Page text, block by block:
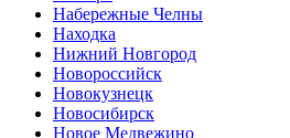
Набережные Челны
Находка
Нижний Новгород
Новороссийск
Новокузнецк
Новосибирск
Новое Медвежино